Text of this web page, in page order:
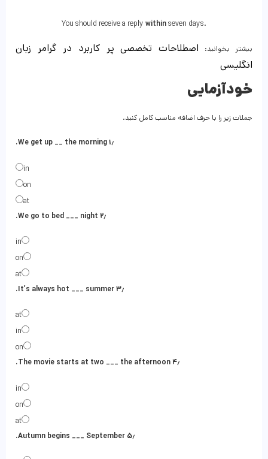
You should receive a reply withinseven days.
بیشتر بخوانید: اصطلاحات تخصصی پر کاربرد در گرامر زبان
انگلیسی
خودآزمایی
جملات زیر را با حرف اضافه مناسب کامل کنید.
۱٫ We get up __ the morning.
in
on
at
۲٫ We go to bed ___ night.
in
on
at
۳٫ It’s always hot ___ summer.
at
in
on
۴٫ The movie starts at two ___ the afternoon.
in
on
at
۵٫ Autumn begins ___ September.